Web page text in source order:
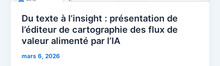
Du texte à l’insight : présentation de
l’éditeur de cartographie des flux de
valeur alimenté par l’IA
mars 6, 2026